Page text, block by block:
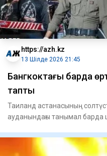
https://azh.kz
13 Шілде 2026 21:45
Бангкоктағы барда
тапты
Таиланд астанасының
ауданындағы танымал барда